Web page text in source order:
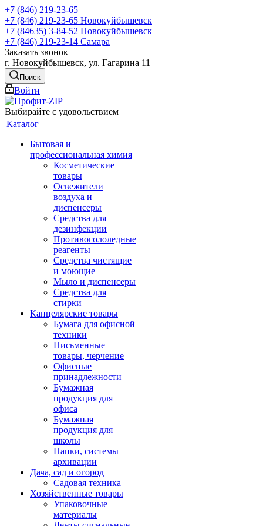
+7 (846) 219-23-65
+7 (846) 219-23-65 Новокуйбышевск
+7 (84635) 3-84-52 Новокуйбышевск
+7 (846) 219-23-14 Самара
Заказать звонок
г. Новокуйбышевск, ул. Гагарина 11
Поиск
Войти
Выбирайте с удовольствием
Каталог
Бытовая и
профессиональная химия
Косметические
товары
Освежители
воздуха и
диспенсеры
Средства для
дезинфекции
Противогололедные
реагенты
Средства чистящие
и моющие
Мыло и диспенсеры
Средства для
стирки
Канцелярские товары
Бумага для офисной
техники
Письменные
товары, черчение
Офисные
принадлежности
Бумажная
продукция для
офиса
Бумажная
продукция для
школы
Папки, системы
архивации
Дача, сад и огород
Садовая техника
Хозяйственные товары
Упаковочные
материалы